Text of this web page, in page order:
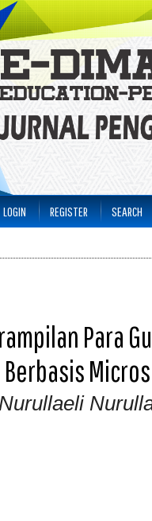
LOGIN REGISTER SEARCH
Para